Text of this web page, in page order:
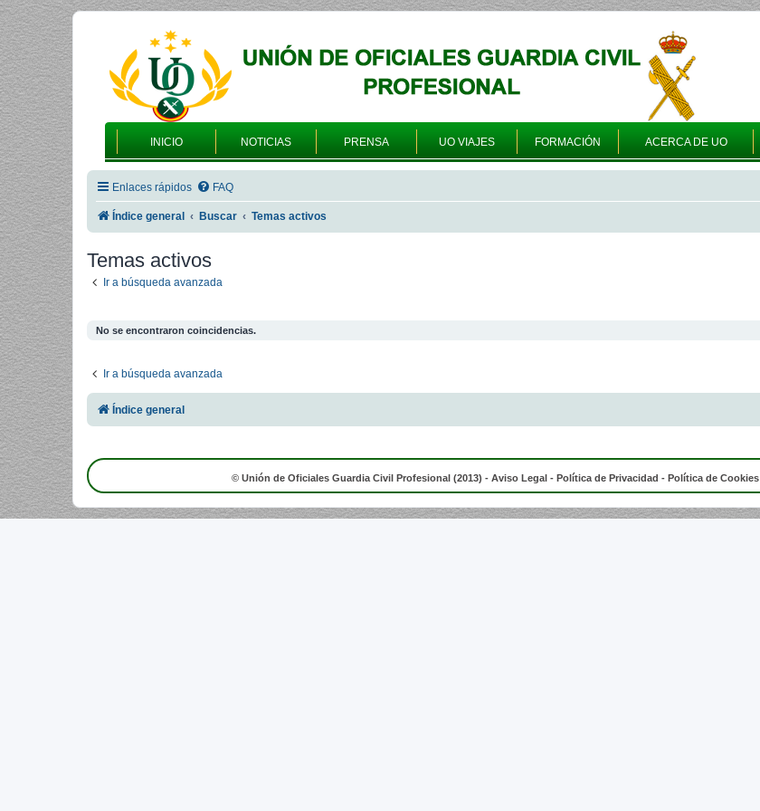
INICIO NOTICIAS PRENSA UO VIAJES FORMACIÓN ACERCA DE UO
Enlaces rápidos FAQ
Índice general Buscar Temas activos
Temas activos
Ir a búsqueda avanzada
No se encontraron coincidencias.
Ir a búsqueda avanzada
Índice general
© Unión de Oficiales Guardia Civil Profesional (2013) - Aviso Legal - Política de Privacidad - Política de Cookies